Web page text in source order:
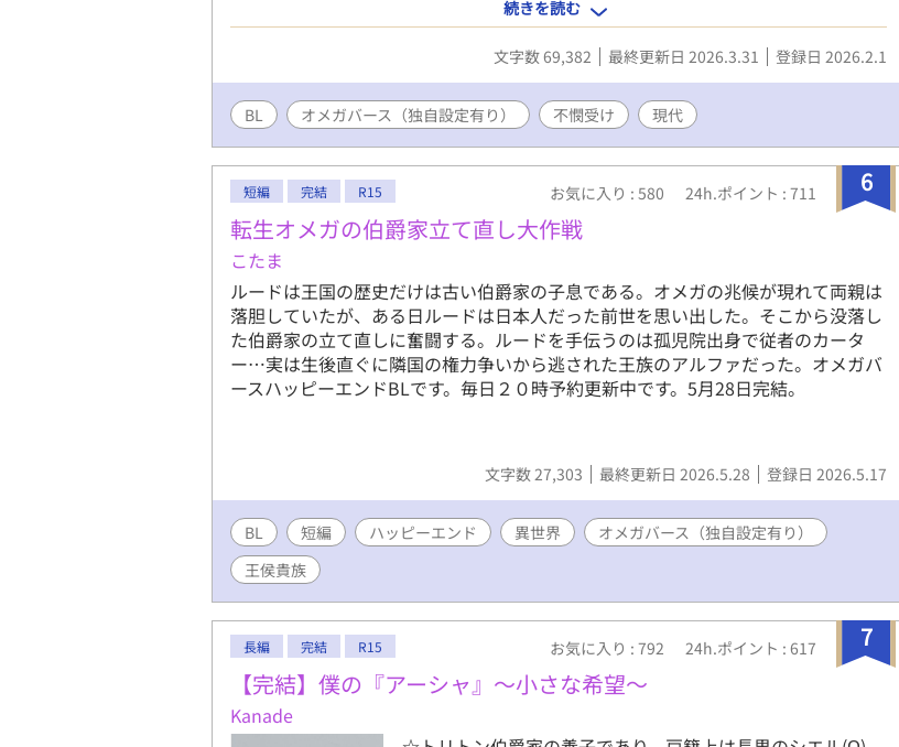
設定がふんわりしてます。 完結しました！ありがとうございました。
続きを読む
文字数 69,382 最終更新日 2026.3.31 登録日 2026.2.1
BL オメガバース（独自設定有り） 不憫受け 現代
6
短編 完結 R15 お気に入り : 580 24h.ポイント : 711
転生オメガの伯爵家立て直し大作戦
こたま
ルードは王国の歴史だけは古い伯爵家の子息である。オメガの兆候が現れて両親は
落胆していたが、ある日ルードは日本人だった前世を思い出した。そこから没落し
た伯爵家の立て直しに奮闘する。ルードを手伝うのは孤児院出身で従者のカータ
ー…実は生後直ぐに隣国の権力争いから逃された王族のアルファだった。オメガバ
ースハッピーエンドBLです。毎日２０時予約更新中です。5月28日完結。
文字数 27,303 最終更新日 2026.5.28 登録日 2026.5.17
BL 短編 ハッピーエンド 異世界
オメガバース（独自設定有り）
王侯貴族
7
長編 完結 R15 お気に入り : 792 24h.ポイント : 617
【完結】僕の『アーシャ』〜小さな希望〜
Kanade